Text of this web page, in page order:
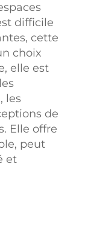
difficile
cette
choix
elle est
les
de
Elle offre
peut
et